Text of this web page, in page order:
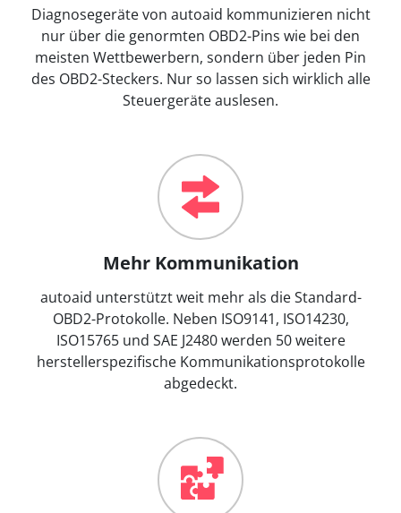
Diagnosegeräte von autoaid kommunizieren nicht
nur über die genormten OBD2-Pins wie bei den
meisten Wettbewerbern, sondern über jeden Pin
des OBD2-Steckers. Nur so lassen sich wirklich alle
Steuergeräte auslesen.
Mehr Kommunikation
autoaid unterstützt weit mehr als die Standard-
OBD2-Protokolle. Neben ISO9141, ISO14230,
ISO15765 und SAE J2480 werden 50 weitere
herstellerspezifische Kommunikationsprotokolle
abgedeckt.